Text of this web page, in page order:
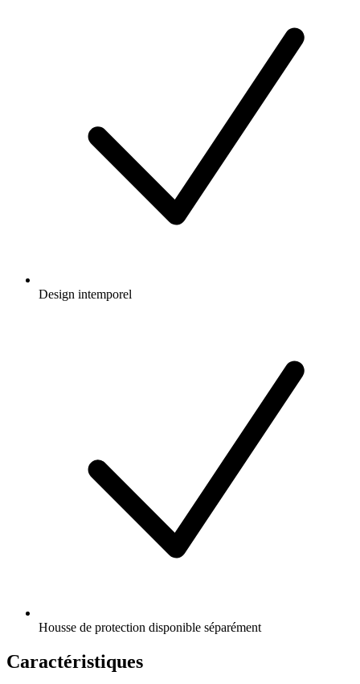
Design intemporel
Housse de protection disponible séparément
Caractéristiques